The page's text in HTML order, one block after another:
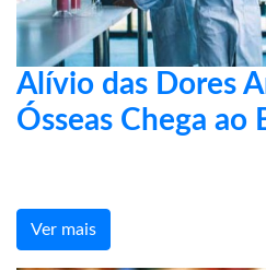
Alívio das Dores
Ósseas Chega ao
Ver mais